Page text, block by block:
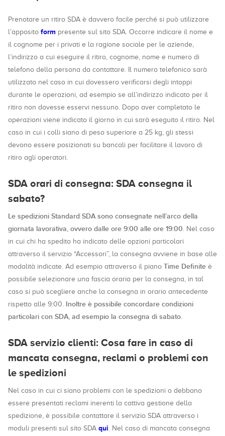
Prenotare un ritiro SDA è davvero facile perché si può utilizzare
l’apposito form presente sul sito SDA. Occorre indicare il nome e
il cognome per i privati e la ragione sociale per le aziende,
l’indirizzo a cui eseguire il ritiro, cognome, nome e numero di
telefono della persona da contattare. Il numero telefonico sarà
utilizzato nel caso in cui dovessero verificarsi degli intoppi
durante le operazioni, ad esempio se all’indirizzo indicato per il
ritiro non dovesse esservi nessuno. Dopo aver completato le
operazioni viene indicato il giorno in cui sarà eseguito il ritiro. Nel
caso in cui i colli siano di peso superiore a 25 kg, gli stessi
devono essere posizionati su bancali per facilitare il lavoro di
ritiro agli operatori.
SDA orari di consegna: SDA consegna il
sabato?
Le spedizioni Standard SDA sono consegnate nell’arco della
giornata lavorativa, ovvero dalle ore 9:00 alle ore 19:00. Nel caso
in cui chi ha spedito ha indicato delle opzioni particolari
attraverso il servizio “Accessori”, la consegna avviene in base alle
modalità indicate. Ad esempio attraverso il piano Time Definite è
possibile selezionare una fascia oraria per la consegna, in tal
caso si può scegliere anche la consegna in orario antecedente
rispetto alle 9:00. Inoltre è possibile concordare condizioni
particolari con SDA, ad esempio la consegna di sabato.
SDA servizio clienti: Cosa fare in caso di
mancata consegna, reclami o problemi con
le spedizioni
Nel caso in cui ci siano problemi con le spedizioni o debbano
essere presentati reclami inerenti la cattiva gestione della
spedizione, è possibile contattare il servizio SDA attraverso i
moduli presenti sul sito SDA qui. Nel caso di mancata consegna